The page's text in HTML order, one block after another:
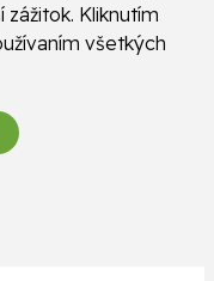
Kliknutím
všetkých